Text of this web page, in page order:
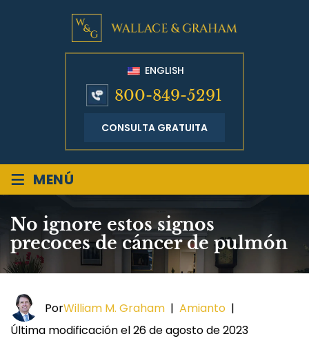
ENGLISH
800-849-5291
CONSULTA GRATUITA
≡ MENÚ
No ignore estos signos
precoces de cáncer de pulmón
PorWilliam M. Graham | Amianto |
Última modificación el 26 de agosto de 2023